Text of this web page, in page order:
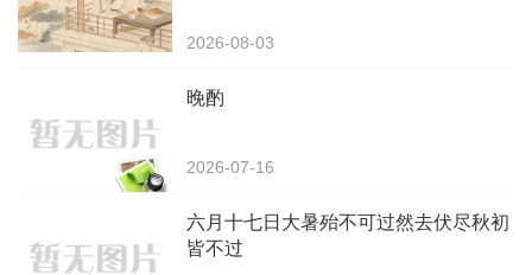
2026-08-03
晚酌
2026-07-16
‌六月十七日大暑殆不可过然去伏尽秋初
皆不过